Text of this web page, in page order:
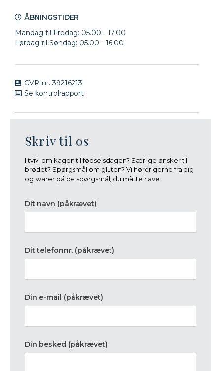
ÅBNINGSTIDER
Mandag til Fredag: 05.00 - 17.00
Lørdag til Søndag: 05.00 - 16.00
CVR-nr. 39216213
Se kontrolrapport
Skriv til os
I tvivl om kagen til fødselsdagen? Særlige ønsker til
brødet? Spørgsmål om gluten? Vi hører gerne fra dig
og svarer på de spørgsmål, du måtte have.
Dit navn (påkrævet)
Dit telefonnr. (påkrævet)
Din e-mail (påkrævet)
Din besked (påkrævet)